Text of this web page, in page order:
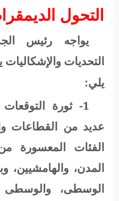
التحول
يواجه رئيس
التحديات
يلي:
1- ثورة التوقعات
عديد من القطاعات
الفئات المعسورة
المدن،
الوسطى، والوسطى